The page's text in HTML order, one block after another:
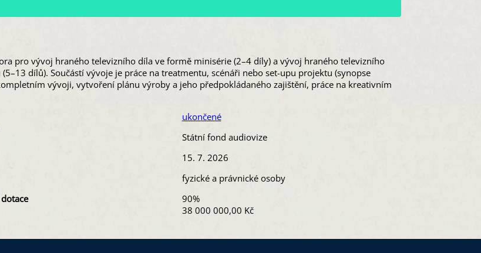
pro vývoj hraného televizního díla ve formě minisérie (2–4 díly) a vývoj hraného televizního
dílů). Součástí vývoje je práce na treatmentu, scénáři nebo set-upu projektu (synopse
vývoji, vytvoření plánu výroby a jeho předpokládaného zajištění, práce na kreativním
ukončené
Státní fond audiovize
15. 7. 2026
fyzické a právnické osoby
90%
38 000 000,00 Kč